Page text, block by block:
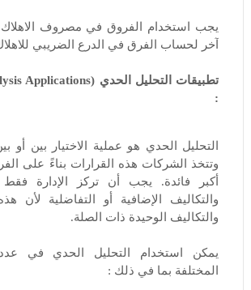
يجب استخدام الفروق في مصروف الاهلاك
آخر لحساب الفرق في الدرع الضريبي
:
التحليل الحدي هو عملية الاختيار بين أو
وتتخذ الشركات هذه القرارات بناءً على
أكبر فائدة. يجب أن تركز الإدارة فقط
والتكاليف الإضافية أو التفاضلية لأن
والتكاليف الوحيدة ذات الصلة.
يمكن استخدام التحليل الحدي في
المختلفة بما في ذلك :